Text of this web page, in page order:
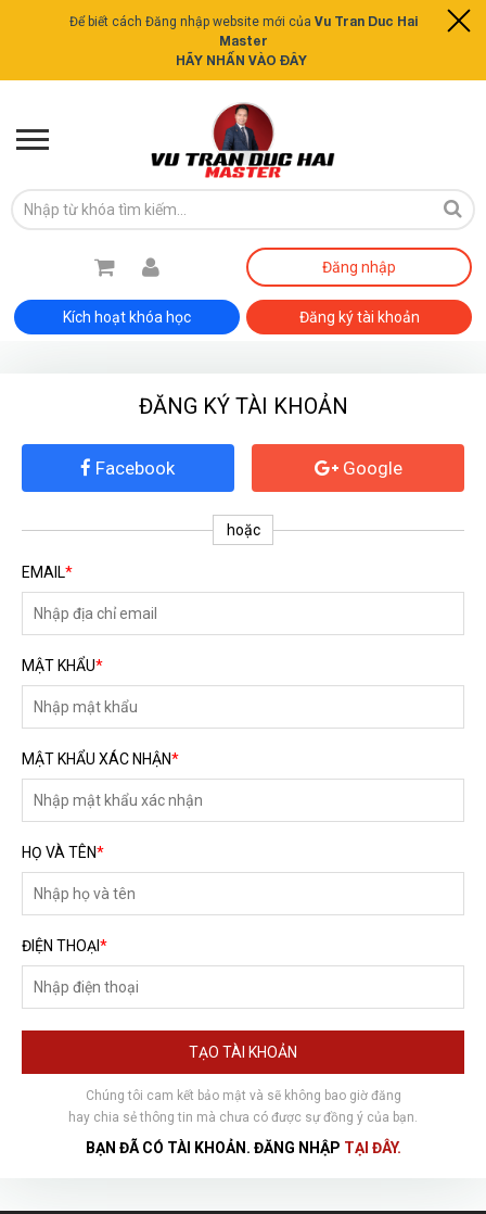
Để biết cách Đăng nhập website mới của Vu Tran Duc Hai
Master
HÃY NHẤN VÀO ĐÂY
Kích hoạt khóa học
Đăng nhập
Đăng ký tài khoản
ĐĂNG KÝ TÀI KHOẢN
Facebook Google
hoặc
EMAIL*
MẬT KHẨU*
MẬT KHẨU XÁC NHẬN*
HỌ VÀ TÊN*
ĐIỆN THOẠI*
TẠO TÀI KHOẢN
Chúng tôi cam kết bảo mật và sẽ không bao giờ đăng
hay chia sẻ thông tin mà chưa có được sự đồng ý của bạn.
BẠN ĐÃ CÓ TÀI KHOẢN. ĐĂNG NHẬP TẠI ĐÂY.
ĐĂNG KÝ TƯ VẤN MIỄN PHÍ
HOÀN THÀNH
0792666128